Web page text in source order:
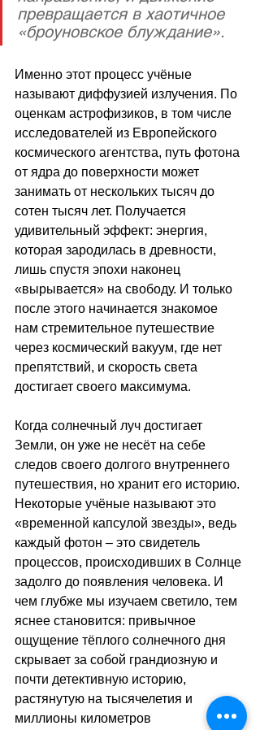
превращается в хаотичное
«броуновское блуждание».
Именно этот процесс учёные
называют диффузией излучения. По
оценкам астрофизиков, в том числе
исследователей из Европейского
космического агентства, путь фотона
от ядра до поверхности может
занимать от нескольких тысяч до
сотен тысяч лет. Получается
удивительный эффект: энергия,
которая зародилась в древности,
лишь спустя эпохи наконец
«вырывается» на свободу. И только
после этого начинается знакомое
нам стремительное путешествие
через космический вакуум, где нет
препятствий, и скорость света
достигает своего максимума.
Когда солнечный луч достигает
Земли, он уже не несёт на себе
следов своего долгого внутреннего
путешествия, но хранит его историю.
Некоторые учёные называют это
«временной капсулой звезды», ведь
каждый фотон – это свидетель
процессов, происходивших в Солнце
задолго до появления человека. И
чем глубже мы изучаем светило, тем
яснее становится: привычное
ощущение тёплого солнечного дня
скрывает за собой грандиозную и
почти детективную историю,
растянутую на тысячелетия и
миллионы километров